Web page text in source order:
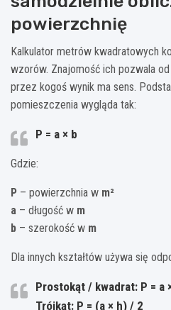
powierzchnię
Kalkulator metrów kwadratowych
wzorów. Znajomość ich pozwala
przez kogoś wynik ma sens.
pomieszczenia wygląda tak:
P = a × b
Gdzie:
P – powierzchnia w m²
a – długość w m
b – szerokość w m
Dla innych kształtów używa się
Prostokąt / kwadrat: P = a
Trójkąt: P = (a × h) / 2